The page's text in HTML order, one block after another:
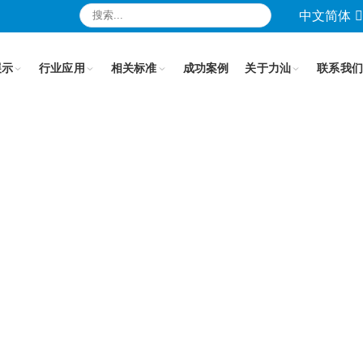
中文简体
行业应用 相关标准 成功案例 关于力汕 联系我们